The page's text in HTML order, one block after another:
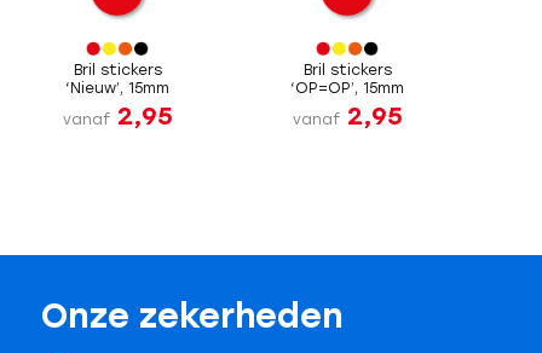
Bril stickers
‘Nieuw’, 15mm
vanaf 2,95
Bril stickers
‘OP=OP’, 15mm
vanaf 2,95
Onze zekerheden